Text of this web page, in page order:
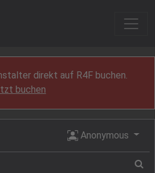
direkt auf R4F buchen.
buchen
Anonymous